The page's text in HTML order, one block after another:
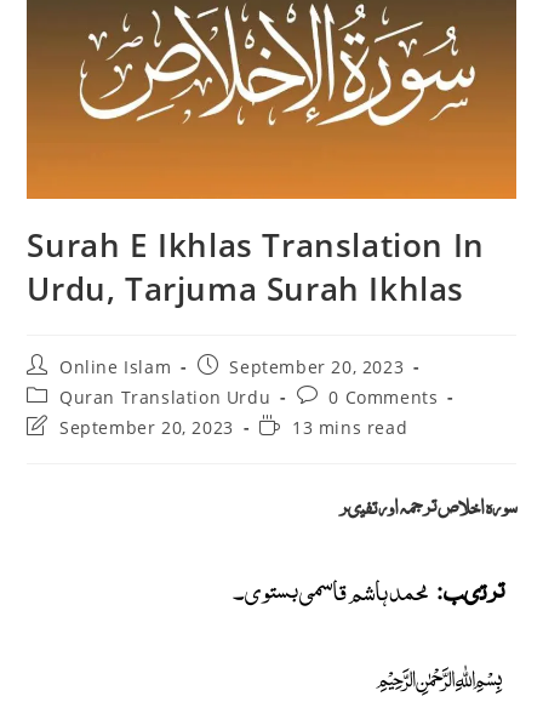
Surah E Ikhlas Translation In
Urdu, Tarjuma Surah Ikhlas
Post
author:
Online Islam
Post
published:
September 20, 2023
Post
category:
Quran Translation Urdu
Post
comments:
0 Comments
PostSeptember 20, 2023
Reading13 mins read
سورہ اخلاص ترجمہ اور تفيىر
ترتىب:محمد ہاشم قاسمى بستوى۔
﷽